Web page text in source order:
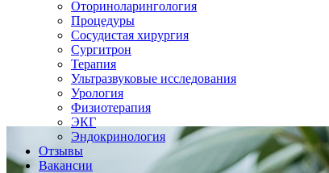
Оториноларингология
Процедуры
Сосудистая хирургия
Сургитрон
Терапия
Ультразвуковые исследования
Урология
Физиотерапия
ЭКГ
Эндокринология
Отзывы
Вакансии